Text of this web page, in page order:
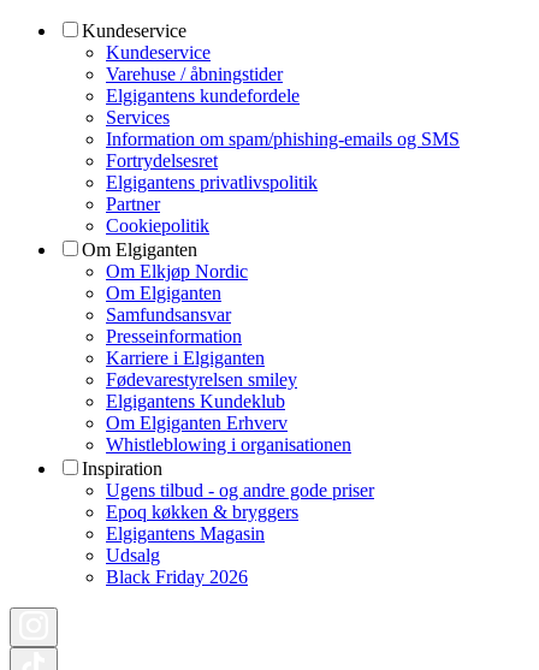
Kundeservice
Kundeservice
Varehuse / åbningstider
Elgigantens kundefordele
Services
Information om spam/phishing-emails og SMS
Fortrydelsesret
Elgigantens privatlivspolitik
Partner
Cookiepolitik
Om Elgiganten
Om Elkjøp Nordic
Om Elgiganten
Samfundsansvar
Presseinformation
Karriere i Elgiganten
Fødevarestyrelsen smiley
Elgigantens Kundeklub
Om Elgiganten Erhverv
Whistleblowing i organisationen
Inspiration
Ugens tilbud - og andre gode priser
Epoq køkken & bryggers
Elgigantens Magasin
Udsalg
Black Friday 2026